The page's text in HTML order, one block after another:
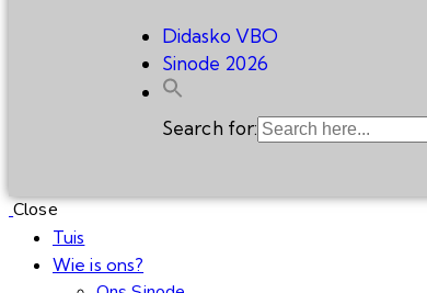
Didasko VBO
Sinode 2026
Search for:
Close
Tuis
Wie is ons?